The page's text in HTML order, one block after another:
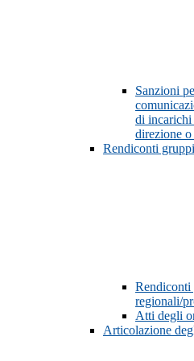
Sanzioni
di
direzione
Rendiconti
Rendiconti
regionali/
Atti degli
Articolazione